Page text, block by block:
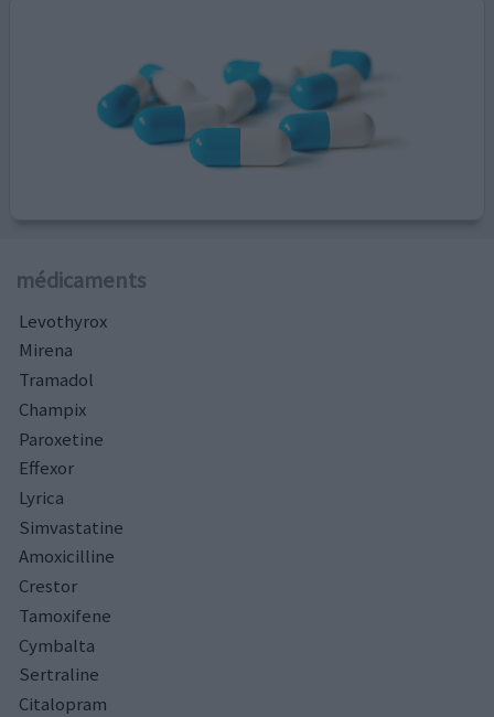
médicaments
Levothyrox
Mirena
Tramadol
Champix
Paroxetine
Effexor
Lyrica
Simvastatine
Amoxicilline
Crestor
Tamoxifene
Cymbalta
Sertraline
Citalopram